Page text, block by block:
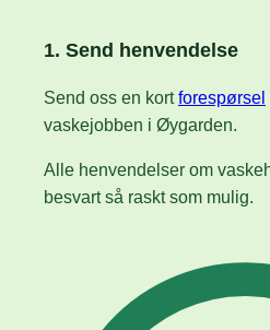
1. Send henvendelse
Send oss en kortforespørsel
vaskejobben i Øygarden.
Alle henvendelser om
besvart så raskt som mulig.